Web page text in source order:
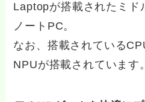
Laptopが搭載されたミド
ノートPC。
なお、搭載されている
NPUが搭載されています。